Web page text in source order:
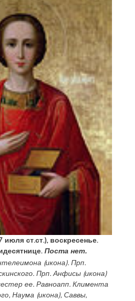
июля ст.ст.), воскресенье.
Поста нет.
(икона). Прп.
Прп.Анфисы(икона)
ее. Равноапп. Климента
Наума(икона), Саввы,